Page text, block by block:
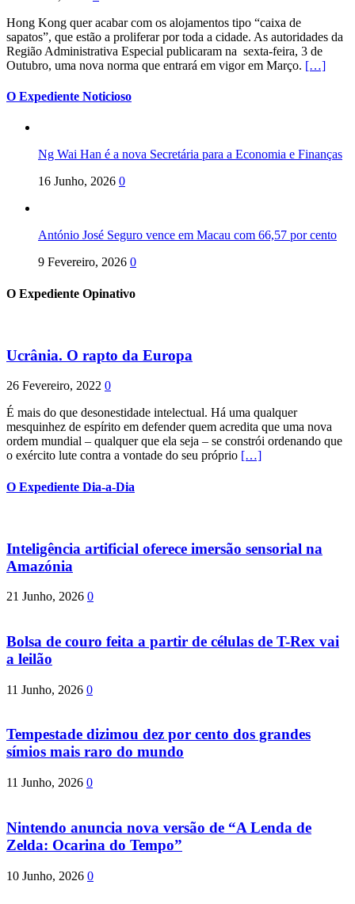
Hong Kong quer acabar com os alojamentos tipo “caixa de
sapatos”, que estão a proliferar por toda a cidade. As autoridades da
Região Administrativa Especial publicaram na sexta-feira, 3 de
Outubro, uma nova norma que entrará em vigor em Março. […]
O Expediente Noticioso
Ng Wai Han é a nova Secretária para a Economia e Finanças
16 Junho, 2026 0
António José Seguro vence em Macau com 66,57 por cento
9 Fevereiro, 2026 0
O Expediente Opinativo
Ucrânia. O rapto da Europa
26 Fevereiro, 2022 0
É mais do que desonestidade intelectual. Há uma qualquer
mesquinhez de espírito em defender quem acredita que uma nova
ordem mundial – qualquer que ela seja – se constrói ordenando que
o exército lute contra a vontade do seu próprio […]
O Expediente Dia-a-Dia
Inteligência artificial oferece imersão sensorial na
Amazónia
21 Junho, 2026 0
Bolsa de couro feita a partir de células de T-Rex vai
a leilão
11 Junho, 2026 0
Tempestade dizimou dez por cento dos grandes
símios mais raro do mundo
11 Junho, 2026 0
Nintendo anuncia nova versão de “A Lenda de
Zelda: Ocarina do Tempo”
10 Junho, 2026 0